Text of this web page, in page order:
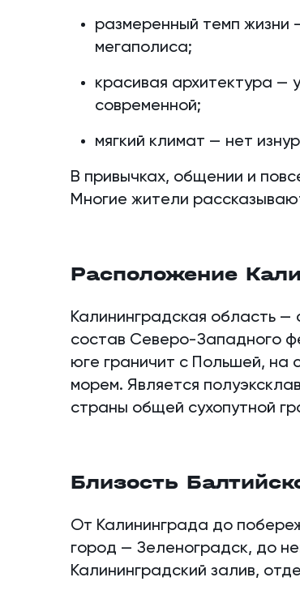
размеренный темп жизни
мегаполиса;
красивая архитектура —
современной;
мягкий климат — нет
В привычках, общении и
Многие жители
Расположение
Калининградская область
состав Северо-Западного
юге граничит с Польшей, на
морем. Является
страны общей сухопутной
Близость
От Калининграда до
город — Зеленоградск, до
Калининградский залив,